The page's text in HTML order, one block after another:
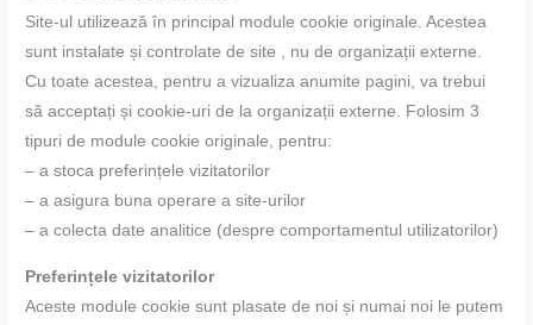
Site-ul utilizează în principal module cookie originale. Acestea
sunt instalate și controlate de site , nu de organizații externe.
Cu toate acestea, pentru a vizualiza anumite pagini, va trebui
să acceptați și cookie-uri de la organizații externe. Folosim 3
tipuri de module cookie originale, pentru:
– a stoca preferințele vizitatorilor
– a asigura buna operare a site-urilor
– a colecta date analitice (despre comportamentul utilizatorilor)
Preferințele vizitatorilor
Aceste module cookie sunt plasate de noi și numai noi le putem